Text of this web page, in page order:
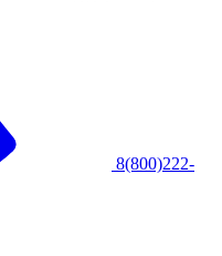
8(800)222-